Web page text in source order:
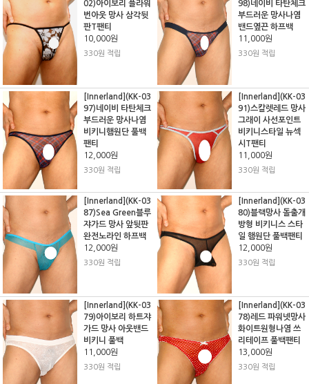
02)아이보리 플라워
번아웃 망사 삼각뒷
판T팬티
10,000원
330원 적립
98)네이비 타탄체크
부드러운 망사나염
밴드옆끈 하프백
11,000원
330원 적립
[Innerland](KK-03
97)네이비 타탄체크
부드러운 망사나염
비키니햄원단 풀백
팬티
12,000원
330원 적립
[Innerland](KK-03
91)스칼렛레드 망사
그래이 사선포인트
비키니스타일 뉴섹
시T팬티
11,000원
330원 적립
[Innerland](KK-03
87)Sea Green블루
쟈가드 망사 앞뒷판
완전노라인 하프백
12,000원
330원 적립
[Innerland](KK-03
80)블랙망사 돌출개
방형 비키니스 스타
일 햄원단 풀백팬티
12,000원
330원 적립
[Innerland](KK-03
79)아이보리 하트쟈
가드 망사 아웃밴드
비키니 풀백
11,000원
330원 적립
[Innerland](KK-03
78)레드 파워넷망사
화이트원형나염 쓰
리테이프 풀백팬티
13,000원
330원 적립